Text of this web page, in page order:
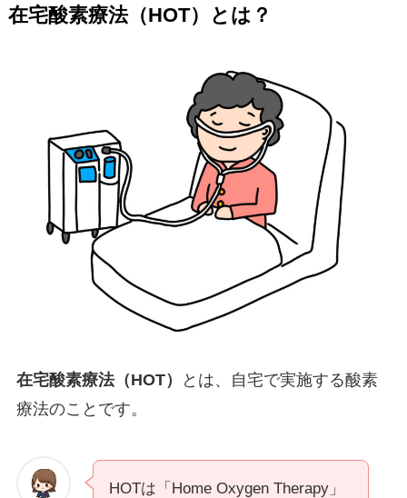
在宅酸素療法（HOT）とは？
在宅酸素療法（HOT）
とは、自宅で実施する酸素
療法のことです。
HOTは「Home Oxygen Therapy」